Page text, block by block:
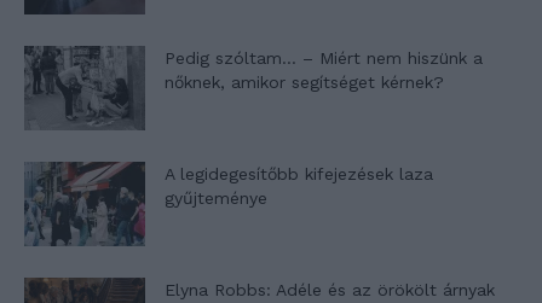
Pedig szóltam… – Miért nem hiszünk a
nőknek, amikor segítséget kérnek?
A legidegesítőbb kifejezések laza
gyűjteménye
Elyna Robbs: Adéle és az örökölt árnyak